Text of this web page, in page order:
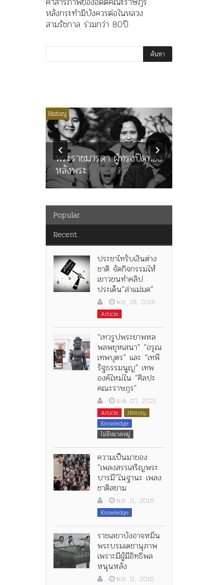
หลังกระทำมิบังควรต่อในหลวง
สามรัชกาล ร่วมกว่า 80ปี
History
พระราชมารดา ผู้ทรงปิดทอง
หลังพระ
Popular
Recent
ประชาไทรับเงินต่าง
ชาติ จัดกิจกรรมให้
เยาวชนทำคลิป
ประเด็น”ล่าแม่มด”
พ.ย. 18, 2016
Article
“เทวรูปพระยาพหล
พลพยุหเสนา” “อรุณ
เทพบุตร” และ “เทพี
รัฐธรรมนูญ” เทพ
องค์ใหม่ใน “ศิลปะ
คณะราษฎร”
ม.ค. 07, 2021
Article
History
Knowledge
ไม่มีหมวดหมู่
ความเป็นมาของ
“เพลงสรรเสริญพระ
บารมี”ในฐานะ เพลง
ชาติสยาม
พ.ย. 11, 2016
Knowledge
ราชเลขาบังอาจหมิ่น
พระบรมเดชานุภาพ
เพราะมีผู้มีอิทธิพล
หนุนหลัง
พ.ย. 11, 2016